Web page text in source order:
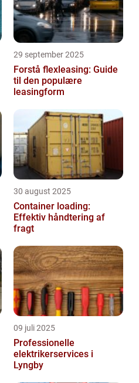
29 september 2025
Forstå flexleasing: Guide
til den populære
leasingform
30 august 2025
Container loading:
Effektiv håndtering af
fragt
09 juli 2025
Professionelle
elektrikerservices i
Lyngby